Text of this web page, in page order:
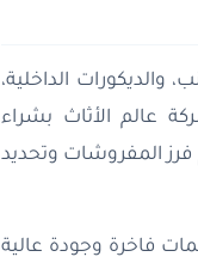
الداخلية،
عالم الأثاث بشراء
المفروشات وتحديد
فاخرة وجودة عالية